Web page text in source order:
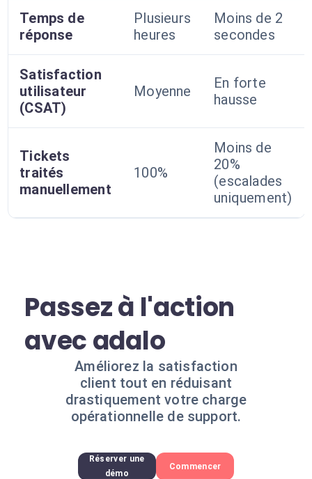
Temps de
réponse
Plusieurs
heures
Moins de 2
secondes
Satisfaction
utilisateur
(CSAT)
Moyenne
En forte
hausse
Tickets
traités
manuellement
100%
Moins de
20%
(escalades
uniquement)
Passez à l'action
avec adalo
Améliorez la satisfaction
client tout en réduisant
drastiquement votre charge
opérationnelle de support.
Réserver une
démo
Commencer